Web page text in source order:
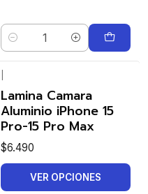
Cantidad
Lamina Camara
Aluminio iPhone 15
Pro-15 Pro Max
$6.490
VER OPCIONES